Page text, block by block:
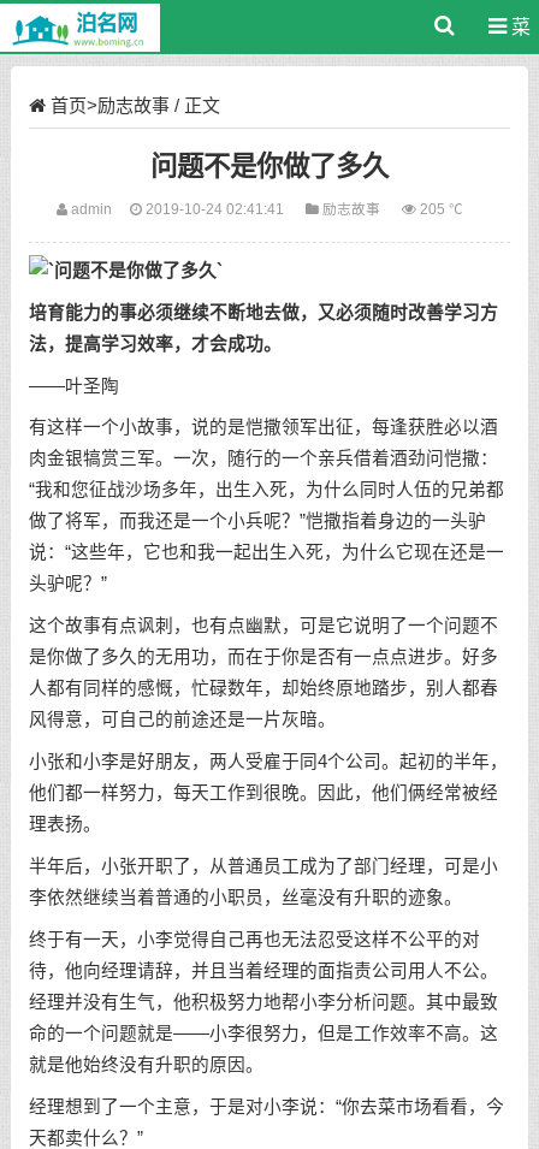
菜
首页>励志故事/ 正文
问题不是你做了多久
admin 2019-10-24 02:41:41 励志故事 205 ℃
培育能力的事必须继续不断地去做，又必须随时改善学习方
法，提高学习效率，才会成功。
——叶圣陶
有这样一个小故事，说的是恺撒领军出征，每逢获胜必以酒
肉金银犒赏三军。一次，随行的一个亲兵借着酒劲问恺撒：
“我和您征战沙场多年，出生入死，为什么同时人伍的兄弟都
做了将军，而我还是一个小兵呢？”恺撒指着身边的一头驴
说：“这些年，它也和我一起出生入死，为什么它现在还是一
头驴呢？”
这个故事有点讽刺，也有点幽默，可是它说明了一个问题不
是你做了多久的无用功，而在于你是否有一点点进步。好多
人都有同样的感慨，忙碌数年，却始终原地踏步，别人都春
风得意，可自己的前途还是一片灰暗。
小张和小李是好朋友，两人受雇于同4个公司。起初的半年，
他们都一样努力，每天工作到很晚。因此，他们俩经常被经
理表扬。
半年后，小张开职了，从普通员工成为了部门经理，可是小
李依然继续当着普通的小职员，丝毫没有升职的迹象。
终于有一天，小李觉得自己再也无法忍受这样不公平的对
待，他向经理请辞，并且当着经理的面指责公司用人不公。
经理并没有生气，他积极努力地帮小李分析问题。其中最致
命的一个问题就是——小李很努力，但是工作效率不高。这
就是他始终没有升职的原因。
经理想到了一个主意，于是对小李说：“你去菜市场看看，今
天都卖什么？”